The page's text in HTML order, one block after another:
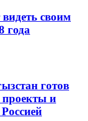
своим
года
готов
проекты и